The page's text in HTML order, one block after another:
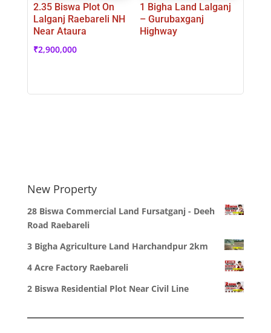
2.35 Biswa Plot On
Lalganj Raebareli NH
Near Ataura
₹2,900,000
1 Bigha Land Lalganj
– Gurubaxganj
Highway
New Property
28 Biswa Commercial Land Fursatganj - Deeh
Road Raebareli
3 Bigha Agriculture Land Harchandpur 2km
4 Acre Factory Raebareli
2 Biswa Residential Plot Near Civil Line